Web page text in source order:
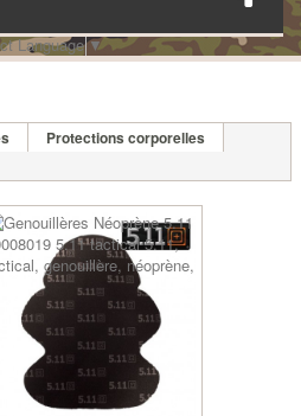
Language▼
Protections corporelles